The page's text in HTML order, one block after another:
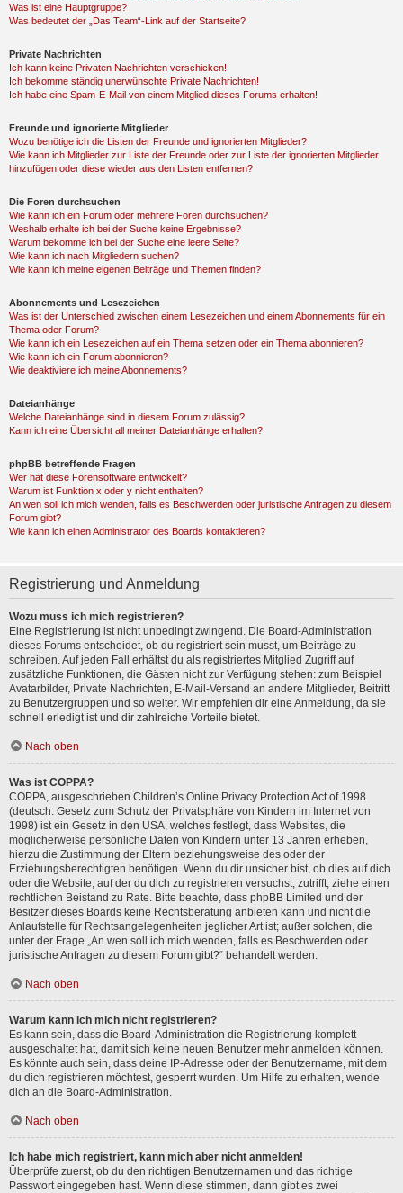
Was ist eine Hauptgruppe?
Was bedeutet der „Das Team“-Link auf der Startseite?
Private Nachrichten
Ich kann keine Privaten Nachrichten verschicken!
Ich bekomme ständig unerwünschte Private Nachrichten!
Ich habe eine Spam-E-Mail von einem Mitglied dieses Forums erhalten!
Freunde und ignorierte Mitglieder
Wozu benötige ich die Listen der Freunde und ignorierten Mitglieder?
Wie kann ich Mitglieder zur Liste der Freunde oder zur Liste der ignorierten Mitglieder
hinzufügen oder diese wieder aus den Listen entfernen?
Die Foren durchsuchen
Wie kann ich ein Forum oder mehrere Foren durchsuchen?
Weshalb erhalte ich bei der Suche keine Ergebnisse?
Warum bekomme ich bei der Suche eine leere Seite?
Wie kann ich nach Mitgliedern suchen?
Wie kann ich meine eigenen Beiträge und Themen finden?
Abonnements und Lesezeichen
Was ist der Unterschied zwischen einem Lesezeichen und einem Abonnements für ein
Thema oder Forum?
Wie kann ich ein Lesezeichen auf ein Thema setzen oder ein Thema abonnieren?
Wie kann ich ein Forum abonnieren?
Wie deaktiviere ich meine Abonnements?
Dateianhänge
Welche Dateianhänge sind in diesem Forum zulässig?
Kann ich eine Übersicht all meiner Dateianhänge erhalten?
phpBB betreffende Fragen
Wer hat diese Forensoftware entwickelt?
Warum ist Funktion x oder y nicht enthalten?
An wen soll ich mich wenden, falls es Beschwerden oder juristische Anfragen zu diesem
Forum gibt?
Wie kann ich einen Administrator des Boards kontaktieren?
Registrierung und Anmeldung
Wozu muss ich mich registrieren?
Eine Registrierung ist nicht unbedingt zwingend. Die Board-Administration
dieses Forums entscheidet, ob du registriert sein musst, um Beiträge zu
schreiben. Auf jeden Fall erhältst du als registriertes Mitglied Zugriff auf
zusätzliche Funktionen, die Gästen nicht zur Verfügung stehen: zum Beispiel
Avatarbilder, Private Nachrichten, E-Mail-Versand an andere Mitglieder, Beitritt
zu Benutzergruppen und so weiter. Wir empfehlen dir eine Anmeldung, da sie
schnell erledigt ist und dir zahlreiche Vorteile bietet.
Nach oben
Was ist COPPA?
COPPA, ausgeschrieben Children’s Online Privacy Protection Act of 1998
(deutsch: Gesetz zum Schutz der Privatsphäre von Kindern im Internet von
1998) ist ein Gesetz in den USA, welches festlegt, dass Websites, die
möglicherweise persönliche Daten von Kindern unter 13 Jahren erheben,
hierzu die Zustimmung der Eltern beziehungsweise des oder der
Erziehungsberechtigten benötigen. Wenn du dir unsicher bist, ob dies auf dich
oder die Website, auf der du dich zu registrieren versuchst, zutrifft, ziehe einen
rechtlichen Beistand zu Rate. Bitte beachte, dass phpBB Limited und der
Besitzer dieses Boards keine Rechtsberatung anbieten kann und nicht die
Anlaufstelle für Rechtsangelegenheiten jeglicher Art ist; außer solchen, die
unter der Frage „An wen soll ich mich wenden, falls es Beschwerden oder
juristische Anfragen zu diesem Forum gibt?“ behandelt werden.
Nach oben
Warum kann ich mich nicht registrieren?
Es kann sein, dass die Board-Administration die Registrierung komplett
ausgeschaltet hat, damit sich keine neuen Benutzer mehr anmelden können.
Es könnte auch sein, dass deine IP-Adresse oder der Benutzername, mit dem
du dich registrieren möchtest, gesperrt wurden. Um Hilfe zu erhalten, wende
dich an die Board-Administration.
Nach oben
Ich habe mich registriert, kann mich aber nicht anmelden!
Überprüfe zuerst, ob du den richtigen Benutzernamen und das richtige
Passwort eingegeben hast. Wenn diese stimmen, dann gibt es zwei